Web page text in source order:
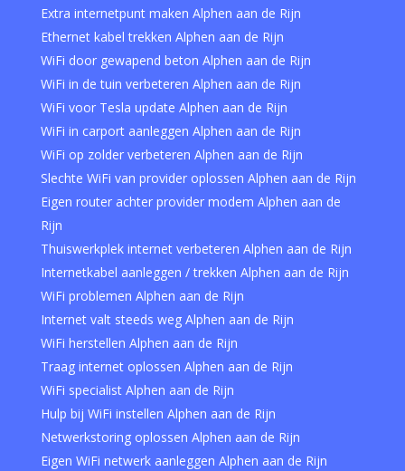
Extra internetpunt maken Alphen aan de Rijn
Ethernet kabel trekken Alphen aan de Rijn
WiFi door gewapend beton Alphen aan de Rijn
WiFi in de tuin verbeteren Alphen aan de Rijn
WiFi voor Tesla update Alphen aan de Rijn
WiFi in carport aanleggen Alphen aan de Rijn
WiFi op zolder verbeteren Alphen aan de Rijn
Slechte WiFi van provider oplossen Alphen aan de Rijn
Eigen router achter provider modem Alphen aan de
Rijn
Thuiswerkplek internet verbeteren Alphen aan de Rijn
Internetkabel aanleggen / trekken Alphen aan de Rijn
WiFi problemen Alphen aan de Rijn
Internet valt steeds weg Alphen aan de Rijn
WiFi herstellen Alphen aan de Rijn
Traag internet oplossen Alphen aan de Rijn
WiFi specialist Alphen aan de Rijn
Hulp bij WiFi instellen Alphen aan de Rijn
Netwerkstoring oplossen Alphen aan de Rijn
Eigen WiFi netwerk aanleggen Alphen aan de Rijn